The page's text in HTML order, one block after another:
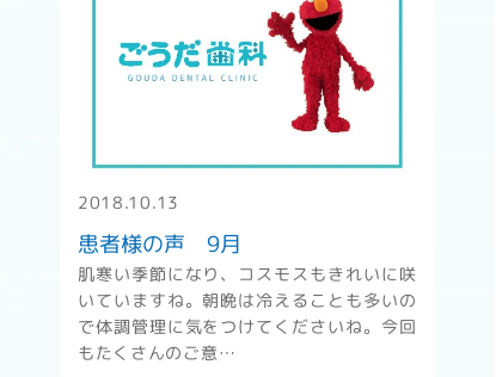
2018.10.13
患者様の声 9月
肌寒い季節になり、コスモスもきれいに咲
いていますね。朝晩は冷えることも多いの
で体調管理に気をつけてくださいね。今回
もたくさんのご意…